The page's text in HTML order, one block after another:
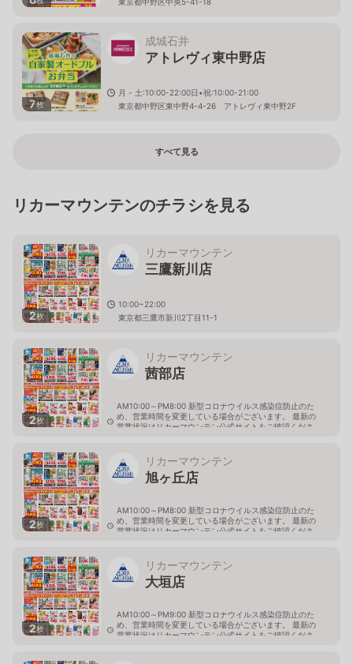
7枚
成城石井
アトレヴィ東中野店
月 - 土:10:00-22:00日•祝:10:00-21:00
東京都中野区東中野4-4-26 アトレヴィ東中野2F
すべて見る
リカーマウンテンのチラシを見る
2枚
リカーマウンテン
三鷹新川店
10:00~22:00
東京都三鷹市新川2丁目11-1
2枚
リカーマウンテン
茜部店
AM10:00～PM8:00 新型コロナウイルス感染症防止のた
め、営業時間を変更している場合がございます。 最新の
営業状況はリカーマウンテン公式サイトをご確認くださ
2枚
リカーマウンテン
旭ヶ丘店
AM10:00～PM8:00 新型コロナウイルス感染症防止のた
め、営業時間を変更している場合がございます。 最新の
営業状況はリカーマウンテン公式サイトをご確認くださ
2枚
リカーマウンテン
大垣店
AM10:00～PM9:00 新型コロナウイルス感染症防止のた
め、営業時間を変更している場合がございます。 最新の
営業状況はリカーマウンテン公式サイトをご確認くださ